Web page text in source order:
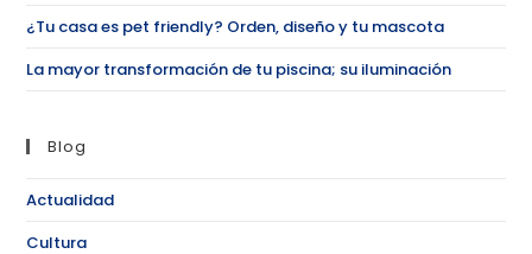
¿Tu casa es pet friendly? Orden, diseño y tu mascota
La mayor transformación de tu piscina; su iluminación
Blog
Actualidad
Cultura